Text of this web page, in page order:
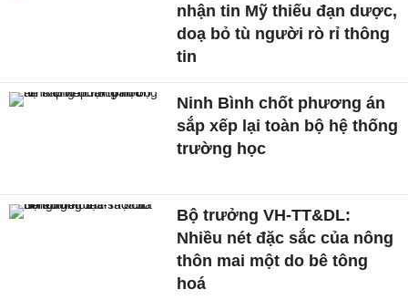
nhận tin Mỹ thiếu đạn dược,
doạ bỏ tù người rò rỉ thông
tin
Ninh Bình chốt phương án
sắp xếp lại toàn bộ hệ thống
trường học
Bộ trưởng VH-TT&DL:
Nhiều nét đặc sắc của nông
thôn mai một do bê tông
hoá